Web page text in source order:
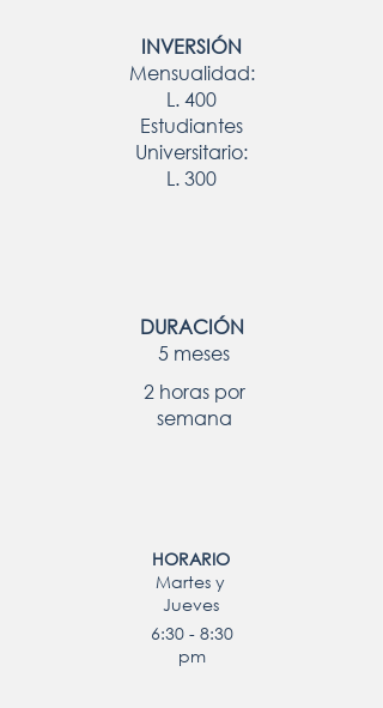
INVERSIÓN
Mensualidad:
L. 400
Estudiantes
Universitario:
L. 300
DURACIÓN
5 meses
2 horas por
semana
HORARIO
Martes y
Jueves
6:30 - 8:30
pm